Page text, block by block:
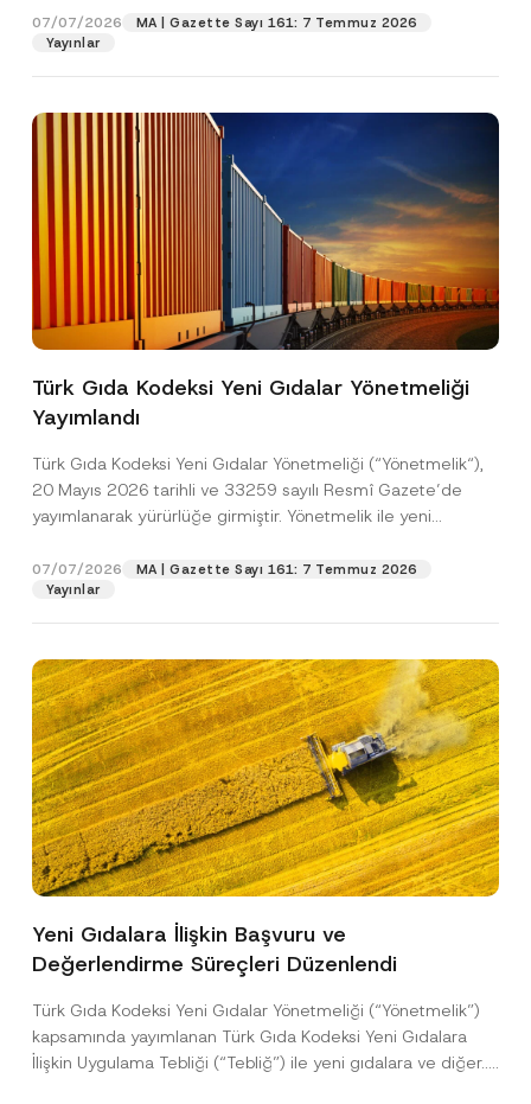
07/07/2026
MA | Gazette Sayı 161: 7 Temmuz 2026
Yayınlar
Türk Gıda Kodeksi Yeni Gıdalar Yönetmeliği
Yayımlandı
Türk Gıda Kodeksi Yeni Gıdalar Yönetmeliği (“Yönetmelik“),
20 Mayıs 2026 tarihli ve 33259 sayılı Resmî Gazete’de
yayımlanarak yürürlüğe girmiştir. Yönetmelik ile yeni
07/07/2026
MA | Gazette Sayı 161: 7 Temmuz 2026
Yayınlar
Yeni Gıdalara İlişkin Başvuru ve
Değerlendirme Süreçleri Düzenlendi
Türk Gıda Kodeksi Yeni Gıdalar Yönetmeliği (“Yönetmelik”)
kapsamında yayımlanan Türk Gıda Kodeksi Yeni Gıdalara
İlişkin Uygulama Tebliği (“Tebliğ”) ile yeni gıdalara ve diğer...
Pozisyon
E-Posta Adresi
Telefon Numarası
P
i
v
a
c
o
t
c
*
Bu iletişim formu aracılığıyla sağlanan kişisel
anladım.
A
p
o
v
*
Bu iletişim formunu göndererek,aydınlatma
metninde açıklanan şekilde kişisel verilerimin